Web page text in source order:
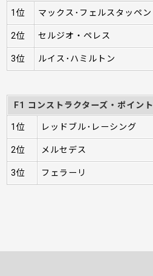
1位 マックス･フェルスタッペン
2位 セルジオ・ペレス
3位 ルイス･ハミルトン
F1 コンストラクターズ・ポイント
1位 レッドブル･レーシング
2位 メルセデス
3位 フェラーリ